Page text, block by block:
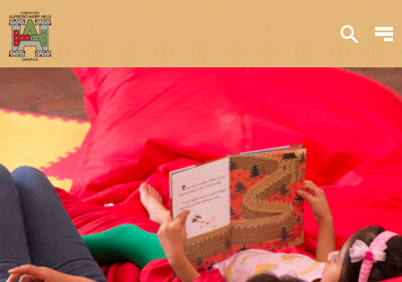
Sobre nosotros
Transparencia
Qué hacemos